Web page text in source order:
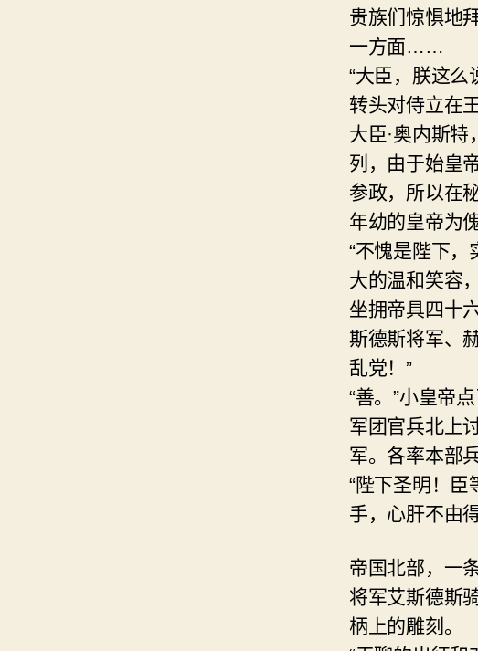
贵族们惊惧地
一方面……
“大臣，朕这么
转头对侍立在
大臣·奥内斯
列，由于始皇
参政，所以在
年幼的皇帝为
“不愧是陛下，
大的温和笑容
坐拥帝具四十
斯德斯将军、
乱党！”
“善。”小皇帝
军团官兵北上
军。各率本部
“陛下圣明！臣
手，心肝不由
帝国北部，一
将军艾斯德斯
柄上的雕刻。